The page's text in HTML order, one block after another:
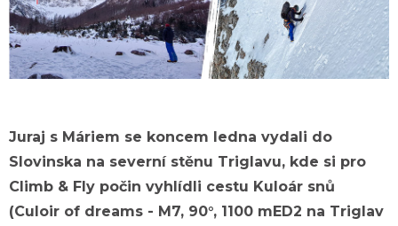
Juraj s Máriem se koncem ledna vydali do
Slovinska na severní stěnu Triglavu, kde si pro
Climb & Fly počin vyhlídli cestu Kuloár snů
(Culoir of dreams - M7, 90°, 1100 mED2 na Triglav
KUŘE
TIKKA
MASALA
S
RÝŽÍ
Kč